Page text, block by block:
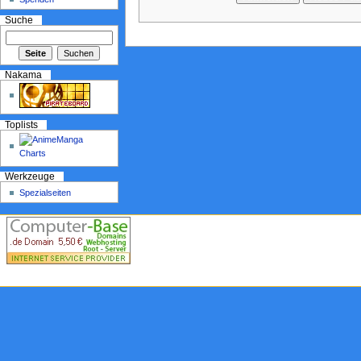
Suche
Nakama
Toplists
Werkzeuge
Spezialseiten